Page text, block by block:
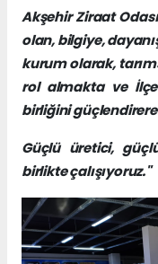
Akşehir Ziraat
olan, bilgiye,
kurum olarak,
rol almakta ve
birliğini
Güçlü üretici,
birlikte çalışıyoruz."